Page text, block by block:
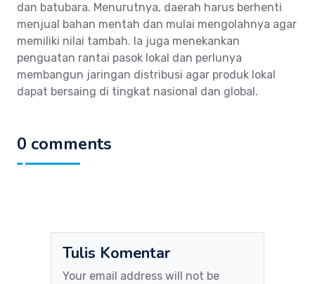
dan batubara. Menurutnya, daerah harus berhenti
menjual bahan mentah dan mulai mengolahnya agar
memiliki nilai tambah. Ia juga menekankan
penguatan rantai pasok lokal dan perlunya
membangun jaringan distribusi agar produk lokal
dapat bersaing di tingkat nasional dan global.
0 comments
Tulis Komentar
Your email address will not be